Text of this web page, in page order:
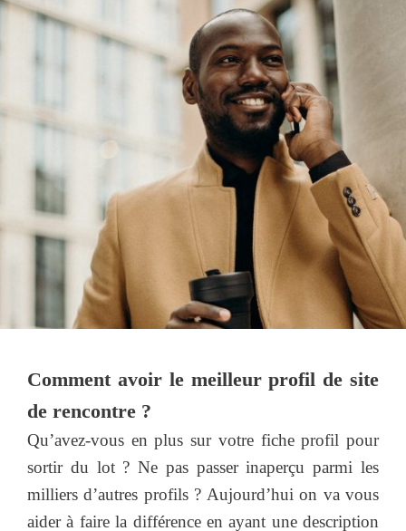
Comment avoir le meilleur profil de site
de rencontre ?
Qu’avez-vous en plus sur votre fiche profil pour
sortir du lot ? Ne pas passer inaperçu parmi les
milliers d’autres profils ? Aujourd’hui on va vous
aider à faire la différence en ayant une description